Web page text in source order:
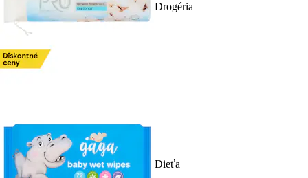
Drogéria
Dieťa